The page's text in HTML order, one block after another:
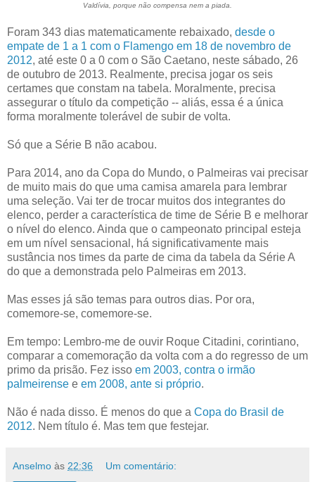
Valdívia, porque não compensa nem a piada.
Foram 343 dias matematicamente rebaixado, desde o
empate de 1 a 1 com o Flamengo em 18 de novembro de
2012, até este 0 a 0 com o São Caetano, neste sábado, 26
de outubro de 2013. Realmente, precisa jogar os seis
certames que constam na tabela. Moralmente, precisa
assegurar o título da competição -- aliás, essa é a única
forma moralmente tolerável de subir de volta.
Só que a Série B não acabou.
Para 2014, ano da Copa do Mundo, o Palmeiras vai precisar
de muito mais do que uma camisa amarela para lembrar
uma seleção. Vai ter de trocar muitos dos integrantes do
elenco, perder a característica de time de Série B e melhorar
o nível do elenco. Ainda que o campeonato principal esteja
em um nível sensacional, há significativamente mais
sustância nos times da parte de cima da tabela da Série A
do que a demonstrada pelo Palmeiras em 2013.
Mas esses já são temas para outros dias. Por ora,
comemore-se, comemore-se.
Em tempo: Lembro-me de ouvir Roque Citadini, corintiano,
comparar a comemoração da volta com a do regresso de um
primo da prisão. Fez isso em 2003, contra o irmão
palmeirense e em 2008, ante si próprio.
Não é nada disso. É menos do que a Copa do Brasil de
2012. Nem título é. Mas tem que festejar.
Anselmo às 22:36 Um comentário: